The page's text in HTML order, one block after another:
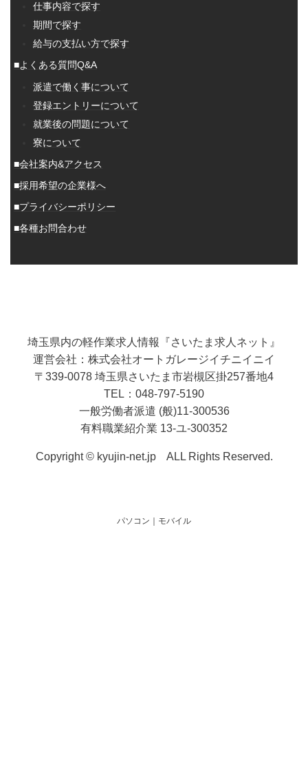
仕事内容で探す
期間で探す
給与の支払い方で探す
■よくある質問Q&A
派遣で働く事について
登録エントリーについて
就業後の問題について
寮について
■会社案内&アクセス
■採用希望の企業様へ
■プライバシーポリシー
■各種お問合わせ
埼玉県内の軽作業求人情報『さいたま求人ネット』
運営会社：株式会社オートガレージイチニイニイ
〒339-0078 埼玉県さいたま市岩槻区掛257番地4
TEL：048-797-5190
一般労働者派遣 (般)11-300536
有料職業紹介業 13-ユ-300352
Copyright © kyujin-net.jp ALL Rights Reserved.
パソコン ｜モバイル